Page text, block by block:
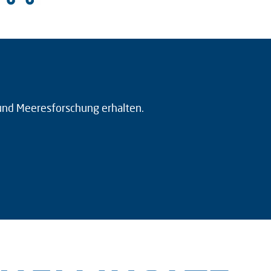
Meeresforschung erhalten.